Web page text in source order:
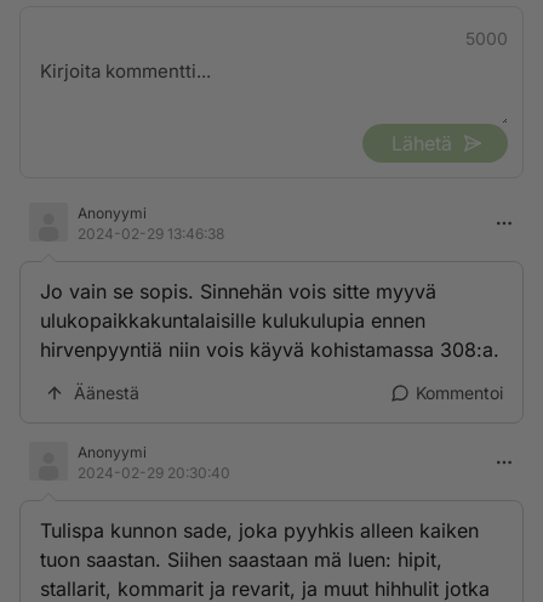
5000
Lähetä
Anonyymi
2024-02-29 13:46:38
Jo vain se sopis. Sinnehän vois sitte myyvä
ulukopaikkakuntalaisille kulukulupia ennen
hirvenpyyntiä niin vois käyvä kohistamassa 308:a.
Äänestä Kommentoi
Anonyymi
2024-02-29 20:30:40
Tulispa kunnon sade, joka pyyhkis alleen kaiken
tuon saastan. Siihen saastaan mä luen: hipit,
stallarit, kommarit ja revarit, ja muut hihhulit jotka